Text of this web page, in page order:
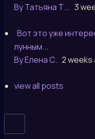
By Татьяна Т... 3
Вот это уже
лунным...
By Елена С. 2 weeks
view all posts